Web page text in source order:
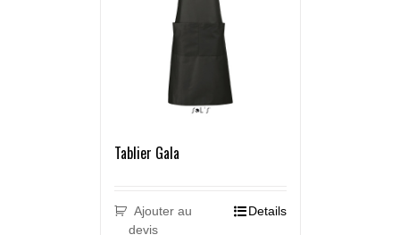
Tablier Gala
Ajouter au
devis
Details